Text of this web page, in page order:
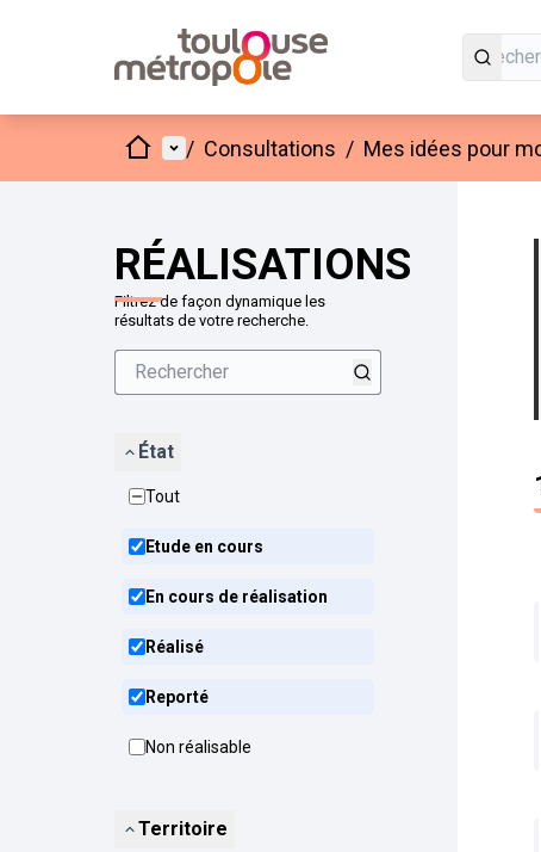
AccueilMenu principal
/ Consultations / Mes idées pour
RÉALISATIONS
Filtrez de façon dynamique les
résultats de votre recherche.
État
Tout
Etude en cours
En cours de réalisation
Réalisé
Reporté
Non réalisable
Territoire